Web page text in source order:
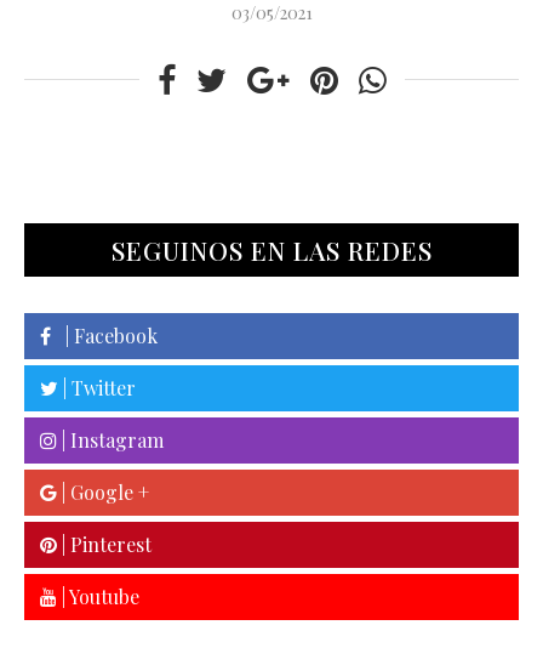
03/05/2021
SEGUINOS EN LAS REDES
| Facebook
| Twitter
| Instagram
| Google +
| Pinterest
| Youtube